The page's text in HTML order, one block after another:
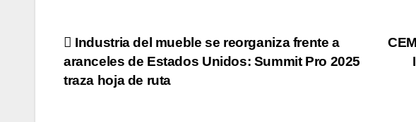
Navegación
de
Industria del mueble se reorganiza frente a
aranceles de Estados Unidos: Summit Pro 2025
traza hoja de ruta